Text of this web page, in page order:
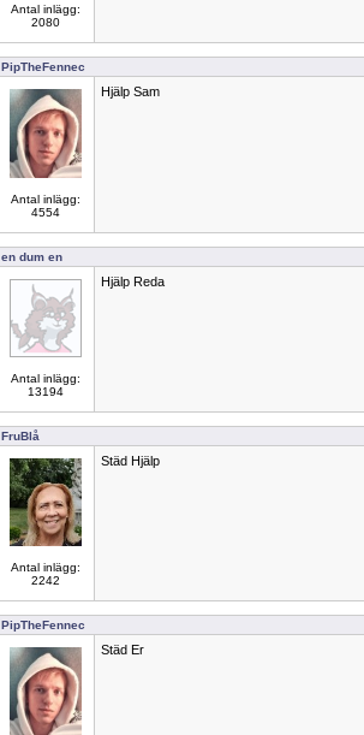
Antal inlägg:
2080
PipTheFennec
Antal inlägg:
4554
Hjälp Sam
en dum en
Antal inlägg:
13194
Hjälp Reda
FruBlå
Antal inlägg:
2242
Städ Hjälp
PipTheFennec
Städ Er